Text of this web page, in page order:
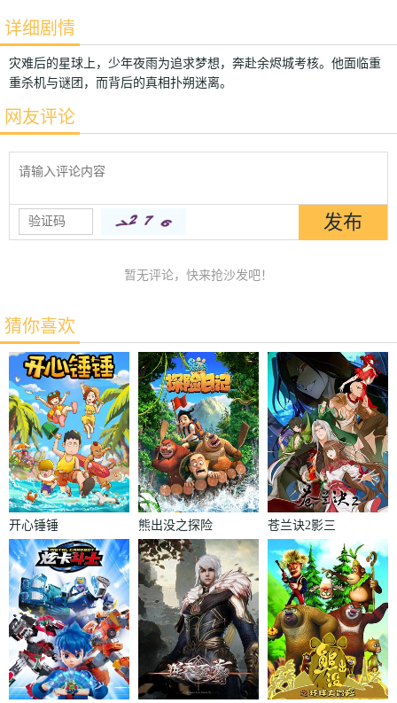
详细剧情
灾难后的星球上，少年夜雨为追求梦想，奔赴余烬城考核。他面临重
重杀机与谜团，而背后的真相扑朔迷离。
网友评论
暂无评论，快来抢沙发吧！
猜你喜欢
开心锤锤
熊出没之探险
日记
苍兰诀2影三
界篇